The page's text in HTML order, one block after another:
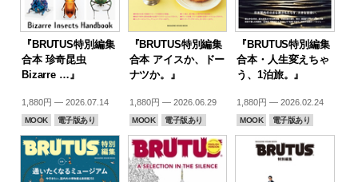
『BRUTUS特別編集
合本 珍奇昆虫
Bizarre …』
1,880円 — 2026.07.14
MOOK 電子版あり
『BRUTUS特別編集
合本 アイスか、ドー
ナツか。』
1,880円 — 2026.06.29
MOOK 電子版あり
『BRUTUS特別編集
合本・人生変えちゃ
う、1泊旅。』
1,880円 — 2026.02.24
MOOK 電子版あり